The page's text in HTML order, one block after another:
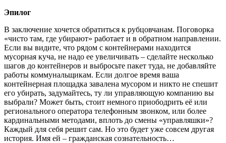
Эпилог
В заключение хочется обратиться к рубцовчанам. Поговорка
«чисто там, где убирают» работает и в обратном направлении.
Если вы видите, что рядом с контейнерами находится
мусорная куча, не надо ее увеличивать – сделайте несколько
шагов до контейнеров и выбросьте пакет туда, не добавляйте
работы коммунальщикам. Если долгое время ваша
контейнерная площадка завалена мусором и никто не спешит
его убирать, задумайтесь, ту ли управляющую компанию вы
выбрали? Может быть, стоит немного приободрить её или
регионального оператора телефонным звонком, или более
кардинальными методами, вплоть до смены «управляшки»?
Каждый для себя решит сам. Но это будет уже совсем другая
история. Имя ей – гражданская сознательность…